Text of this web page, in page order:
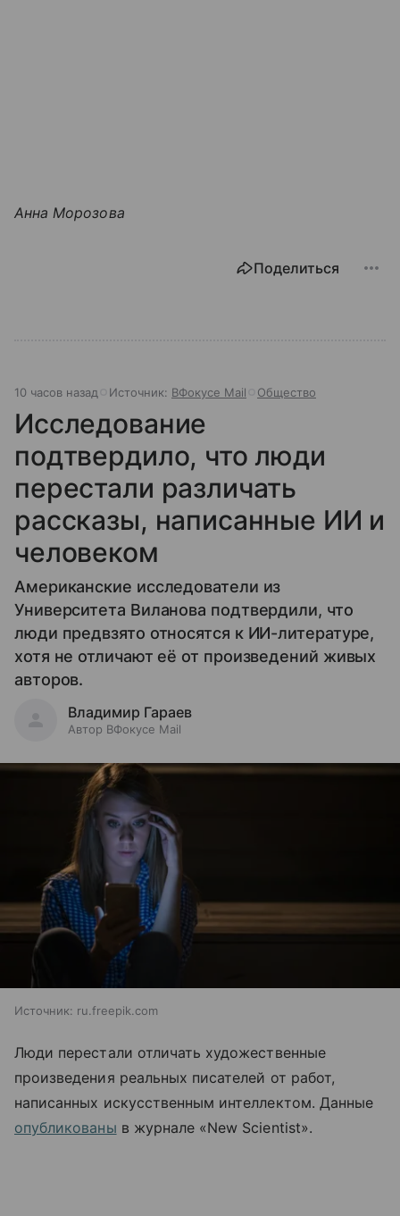
Анна Морозова
Поделиться
10 часов назад Источник: ВФокусе Mail Общество
Исследование
подтвердило, что люди
перестали различать
рассказы, написанные ИИ и
человеком
Американские исследователи из
Университета Виланова подтвердили, что
люди предвзято относятся к ИИ-литературе,
хотя не отличают её от произведений живых
авторов.
Владимир Гараев
Автор ВФокусе Mail
Источник: ru.freepik.com
Люди перестали отличать художественные
произведения реальных писателей от работ,
написанных искусственным интеллектом. Данные
опубликованы в журнале «New Scientist».